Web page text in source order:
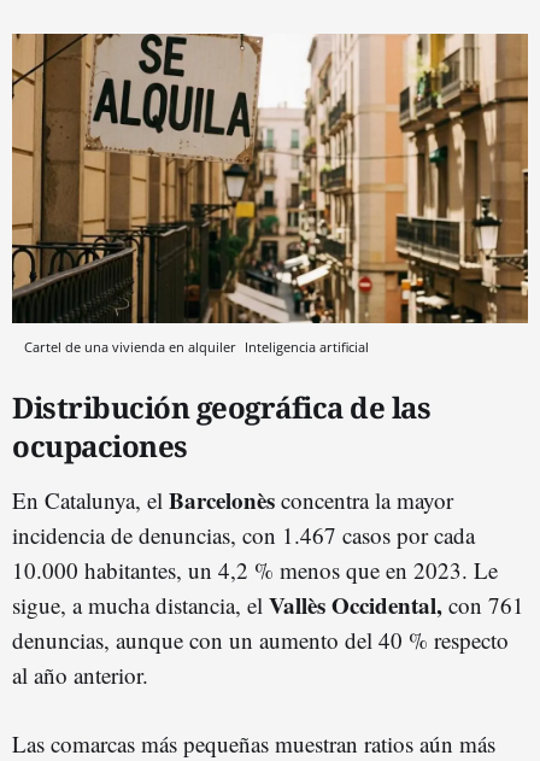
Cartel de una vivienda en alquiler Inteligencia artificial
Distribución geográfica de las
ocupaciones
En Catalunya, el Barcelonès concentra la mayor
incidencia de denuncias, con 1.467 casos por cada
10.000 habitantes, un 4,2 % menos que en 2023. Le
sigue, a mucha distancia, el Vallès Occidental, con 761
denuncias, aunque con un aumento del 40 % respecto
al año anterior.
Las comarcas más pequeñas muestran ratios aún más